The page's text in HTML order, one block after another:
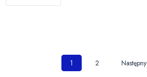
Nawigacja
1 2 Następny